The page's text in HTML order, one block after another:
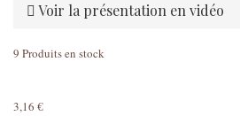
Voir la présentation en vidéo
9 Produits en stock
3,16 €